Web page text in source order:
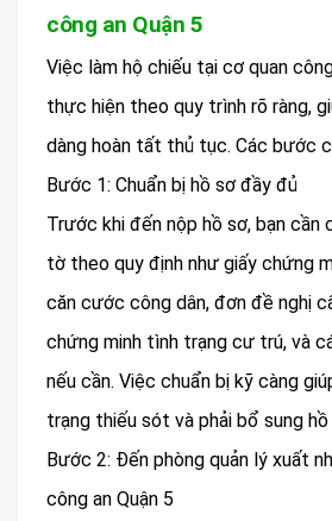
công an Quận 5
Việc làm hộ chiếu tại cơ quan
thực hiện theo quy trình rõ ràng,
dàng hoàn tất thủ tục. Các bước
Bước 1: Chuẩn bị hồ sơ đầy đủ
Trước khi đến nộp hồ sơ, bạn cần
tờ theo quy định như giấy chứng
căn cước công dân, đơn đề nghị
chứng minh tình trạng cư trú, và
nếu cần. Việc chuẩn bị kỹ càng
trạng thiếu sót và phải bổ sung hồ
Bước 2: Đến phòng quản lý xuất
công an Quận 5